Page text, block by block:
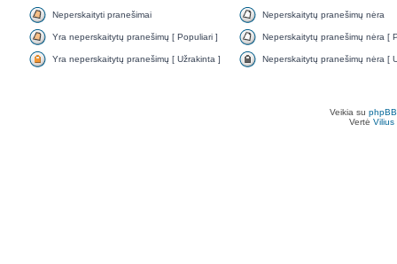
Neperskaityti pranešimai Neperskaitytų pranešimų nėra
Yra neperskaitytų pranešimų [ Populiari ] Neperskaitytų pranešimų nėra [
Yra neperskaitytų pranešimų [ Užrakinta ] Neperskaitytų pranešimų nėra [
Veikia su phpBB
Vertė Vilius